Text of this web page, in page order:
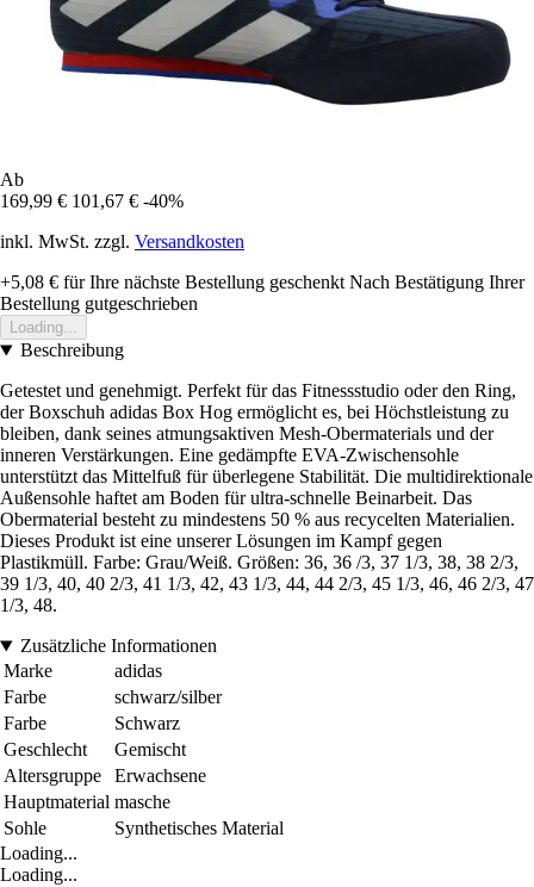
Ab
169,99 € 101,67 € -40%
inkl. MwSt. zzgl. Versandkosten
+5,08 € für Ihre nächste Bestellung geschenkt Nach Bestätigung Ihrer
Bestellung gutgeschrieben
Loading...
Beschreibung
Getestet und genehmigt. Perfekt für das Fitnessstudio oder den Ring,
der Boxschuh adidas Box Hog ermöglicht es, bei Höchstleistung zu
bleiben, dank seines atmungsaktiven Mesh-Obermaterials und der
inneren Verstärkungen. Eine gedämpfte EVA-Zwischensohle
unterstützt das Mittelfuß für überlegene Stabilität. Die multidirektionale
Außensohle haftet am Boden für ultra-schnelle Beinarbeit. Das
Obermaterial besteht zu mindestens 50 % aus recycelten Materialien.
Dieses Produkt ist eine unserer Lösungen im Kampf gegen
Plastikmüll. Farbe: Grau/Weiß. Größen: 36, 36 /3, 37 1/3, 38, 38 2/3,
39 1/3, 40, 40 2/3, 41 1/3, 42, 43 1/3, 44, 44 2/3, 45 1/3, 46, 46 2/3, 47
1/3, 48.
Zusätzliche Informationen
Marke
adidas
Farbe
schwarz/silber
Farbe
Schwarz
Geschlecht
Gemischt
Altersgruppe
Erwachsene
Hauptmaterial masche
Sohle
Synthetisches Material
Loading...
Loading...